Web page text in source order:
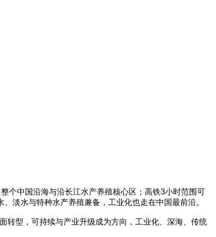
个中国沿海与沿长江水产养殖核心区；高铁3小时范围可
淡水与特种水产养殖兼备，工业化也走在中国最前沿。
型，可持续与产业升级成为方向，工业化、深海、传统